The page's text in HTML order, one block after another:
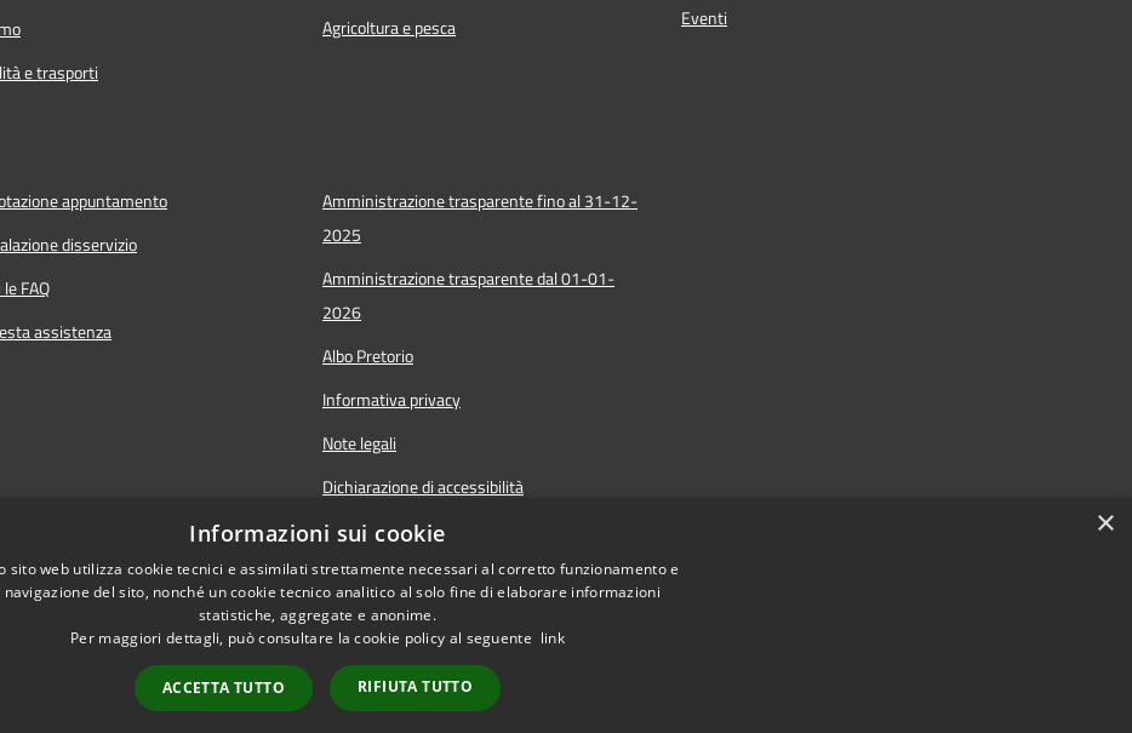
e trasporti
Agricoltura e pesca
Eventi
appuntamento
disservizio
FAQ
assistenza
Amministrazione trasparente fino al 31-12-
2025
Amministrazione trasparente dal 01-01-
2026
Albo Pretorio
Informativa privacy
Note legali
Dichiarazione di accessibilità
Copyright © 2026 • Comune di Lapio • Powered by
×
Informazioni sui cookie
sito web utilizza cookie tecnici e assimilati strettamente necessari al corretto funzionamento e
navigazione del sito, nonché un cookie tecnico analitico al solo fine di elaborare informazioni
statistiche, aggregate e anonime.
Per maggiori dettagli, può consultare la cookie policy al seguente link
ACCETTA TUTTO RIFIUTA TUTTO